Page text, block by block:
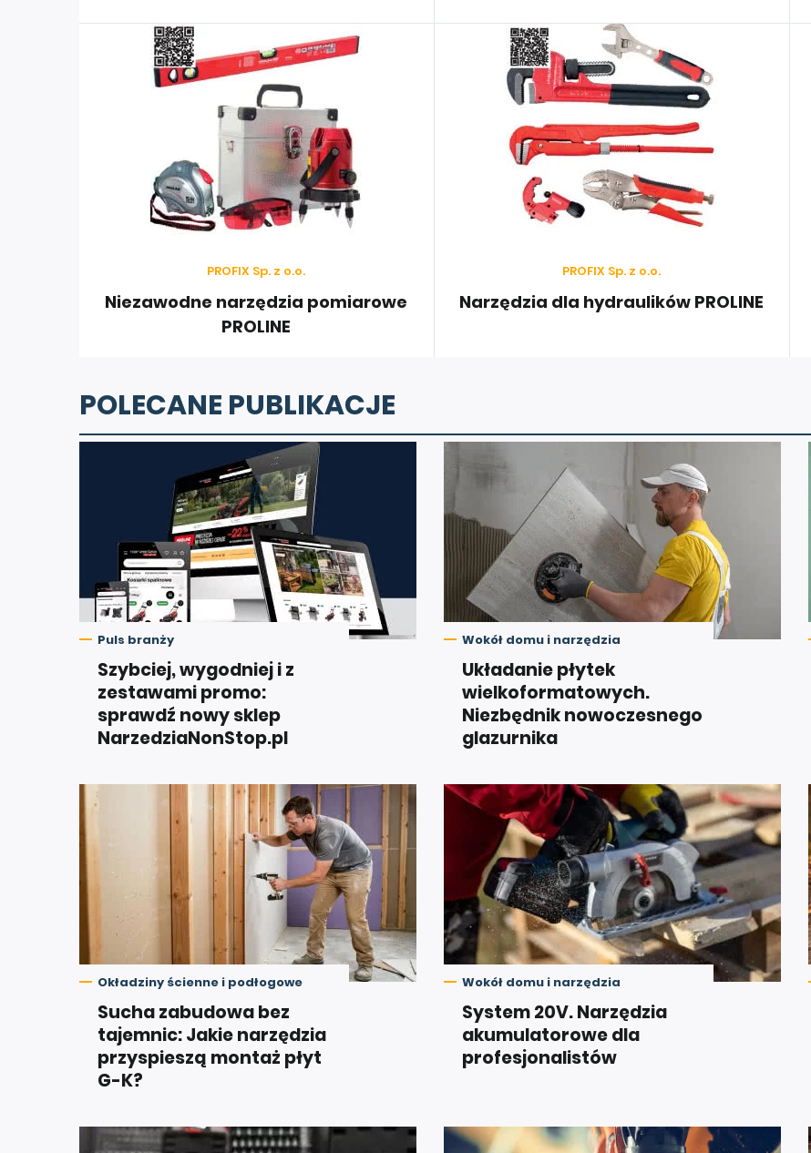
Mołdawii, Rumunii, Słowacji, Czech, Litwy, Łotwy, Estonii, Grecji, Chorwacji, Szwecji, Islandii, Holandii oraz Bułgarii.
PROFIX Sp. z o.o.
Niezawodne narzędzia pomiarowe
PROLINE
PROFIX Sp. z o.o.
Narzędzia dla hydraulików PROLINE
POLECANE PUBLIKACJE
Puls branży
Szybciej, wygodniej i z
zestawami promo:
sprawdź nowy sklep
NarzedziaNonStop.pl
Wokół domu i narzędzia
Układanie płytek
wielkoformatowych.
Niezbędnik nowoczesnego
glazurnika
Okładziny ścienne i podłogowe
Sucha zabudowa bez
tajemnic: Jakie narzędzia
przyspieszą montaż płyt
G-K?
Wokół domu i narzędzia
System 20V. Narzędzia
akumulatorowe dla
profesjonalistów